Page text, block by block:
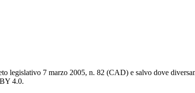
legislativo 7 marzo 2005, n. 82 (CAD) e salvo dove
4.0.